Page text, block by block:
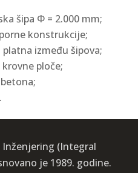
šipa Ф = 2.000 mm;
konstrukcije;
između šipova;
ploče;
(Integral
je 1989. godine.